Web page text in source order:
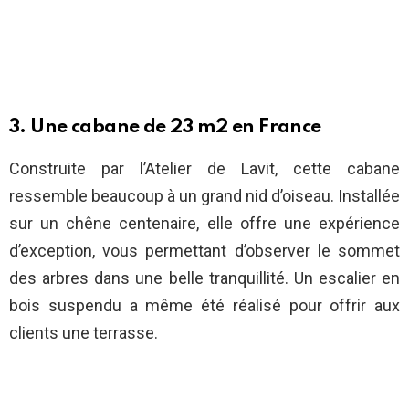
3. Une cabane de 23 m2 en France
Construite par l’Atelier de Lavit, cette cabane
ressemble beaucoup à un grand nid d’oiseau. Installée
sur un chêne centenaire, elle offre une expérience
d’exception, vous permettant d’observer le sommet
des arbres dans une belle tranquillité. Un escalier en
bois suspendu a même été réalisé pour offrir aux
clients une terrasse.